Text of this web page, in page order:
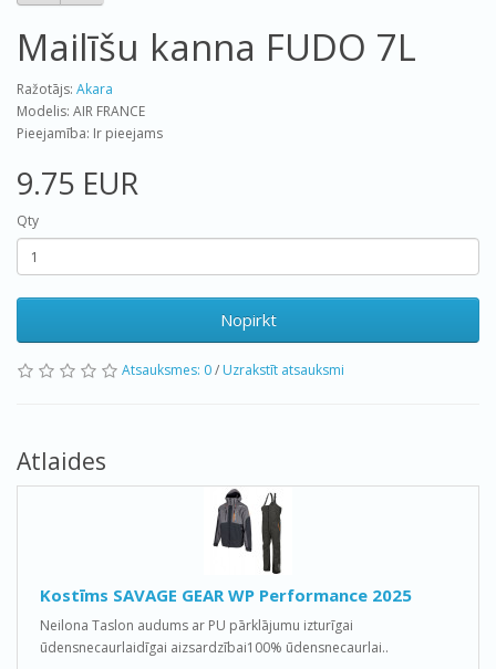
Mailīšu kanna FUDO 7L
Ražotājs: Akara
Modelis: AIR FRANCE
Pieejamība: Ir pieejams
9.75 EUR
Qty
Nopirkt
Atsauksmes: 0/ Uzrakstīt atsauksmi
Atlaides
Kostīms SAVAGE GEAR WP Performance 2025
Neilona Taslon audums ar PU pārklājumu izturīgai
ūdensnecaurlaidīgai aizsardzībai100% ūdensnecaurlai..